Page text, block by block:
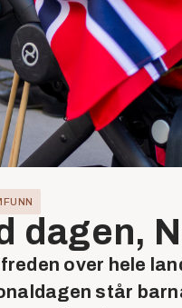
dagen,
over hele
står